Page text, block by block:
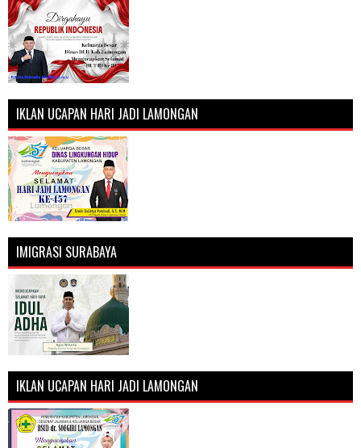
IKLAN UCAPAN HARI JADI LAMONGAN
IMIGRASI SURABAYA
IKLAN UCAPAN HARI JADI LAMONGAN